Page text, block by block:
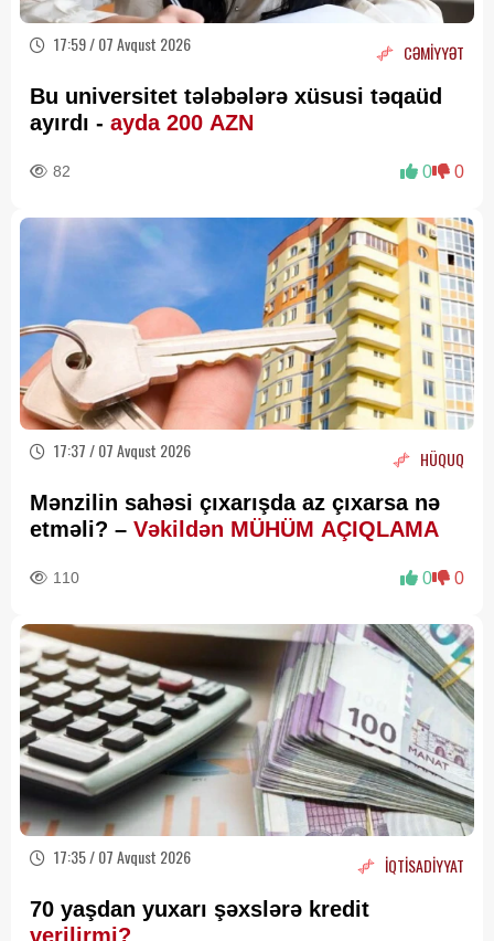
17:59 / 07 Avqust 2026 CƏMİYYƏT
Bu universitet tələbələrə xüsusi təqaüd
ayırdı - ayda 200 AZN
82 0 0
17:37 / 07 Avqust 2026 HÜQUQ
Mənzilin sahəsi çıxarışda az çıxarsa nə
etməli? – Vəkildən MÜHÜM AÇIQLAMA
110 0 0
17:35 / 07 Avqust 2026 İQTİSADİYYAT
70 yaşdan yuxarı şəxslərə kredit
verilirmi?